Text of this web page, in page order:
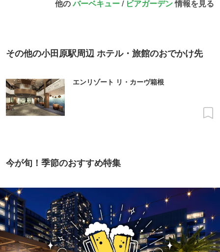
他のバーベキュー/ ビアガーデン情報を見る
その他の小田原駅周辺 ホテル・旅館のおでかけ先
エンリゾート リ・カーヴ箱根
今が旬！季節のおすすめ特集